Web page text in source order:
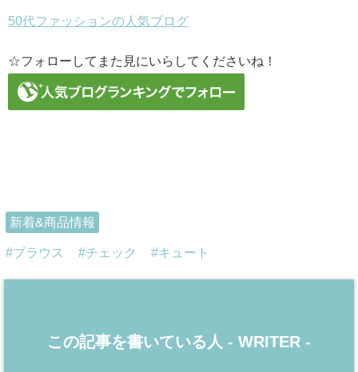
50代ファッションの人気ブログ
☆フォローしてまた見にいらしてくださいね！
新着&商品情報
ブラウス チェック キュート
この記事を書いている人 - WRITER -